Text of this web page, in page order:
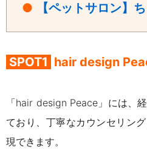
●
【ペットサロン】
SPOT1 hair design
「hair design Peace」には、
ており、丁寧なカウンセリン
現できます。